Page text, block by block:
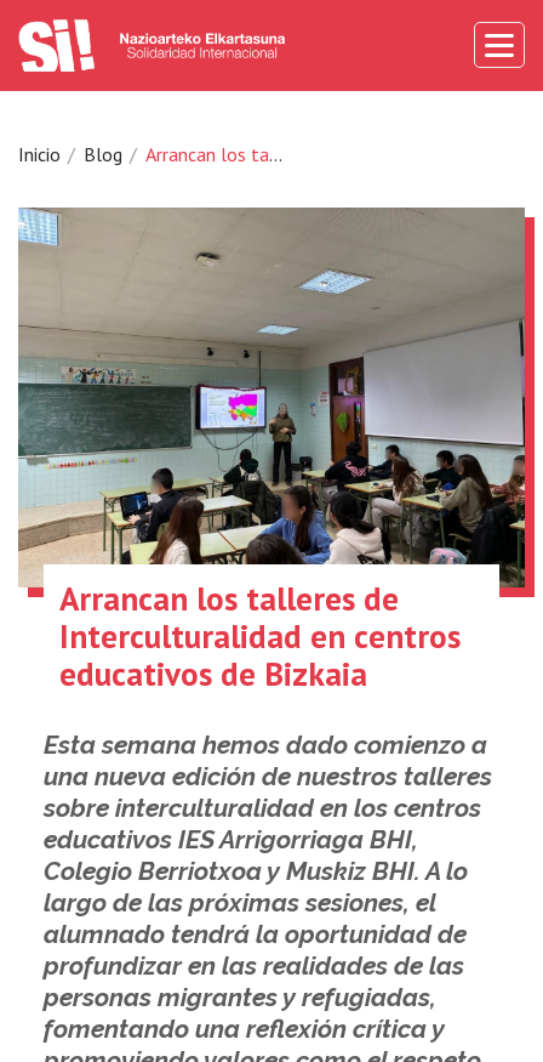
Inicio Blog Arrancan los talleres de Interculturalidad en centros educativos de Bizkaia
Arrancan los talleres de
Interculturalidad en centros
educativos de Bizkaia
Esta semana hemos dado comienzo a
una nueva edición de nuestros talleres
sobre interculturalidad en los centros
educativos IES Arrigorriaga BHI,
Colegio Berriotxoa y Muskiz BHI. A lo
largo de las próximas sesiones, el
alumnado tendrá la oportunidad de
profundizar en las realidades de las
personas migrantes y refugiadas,
fomentando una reflexión crítica y